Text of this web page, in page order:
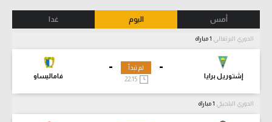
أمس اليوم غدا
الدوري البرتغالي
-
إشتوريل برايا
-
فاماليساو
لم تبدأ
22:15
الدوري البلجيكي